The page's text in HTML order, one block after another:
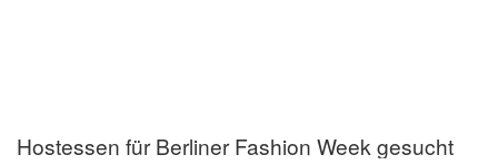
Hostessen für Berliner Fashion Week gesucht